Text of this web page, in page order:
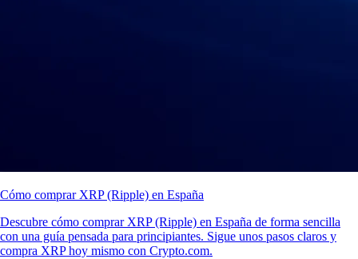
Cómo comprar XRP (Ripple) en España
Descubre cómo comprar XRP (Ripple) en España de forma sencilla
con una guía pensada para principiantes. Sigue unos pasos claros y
compra XRP hoy mismo con Crypto.com.